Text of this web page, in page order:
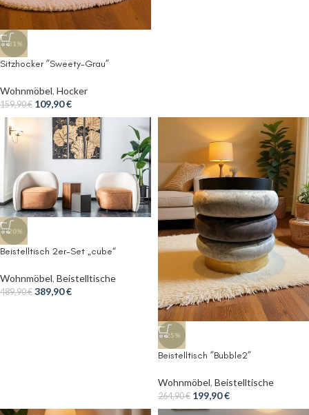
-31%
Sitzhocker ”Sweety-Grau”
Wohnmöbel, Hocker
159,90€ 109,90€
-20%
Beistelltisch 2er-Set „cube“
Wohnmöbel, Beistelltische
489,90€ 389,90€
-25%
Beistelltisch ”Bubble2”
Wohnmöbel, Beistelltische
264,90€ 199,90€